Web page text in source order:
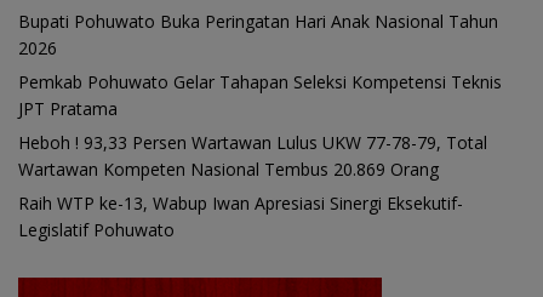
Bupati Pohuwato Buka Peringatan Hari Anak Nasional Tahun
2026
Pemkab Pohuwato Gelar Tahapan Seleksi Kompetensi Teknis
JPT Pratama
Heboh ! 93,33 Persen Wartawan Lulus UKW 77-78-79, Total
Wartawan Kompeten Nasional Tembus 20.869 Orang
Raih WTP ke-13, Wabup Iwan Apresiasi Sinergi Eksekutif-
Legislatif Pohuwato